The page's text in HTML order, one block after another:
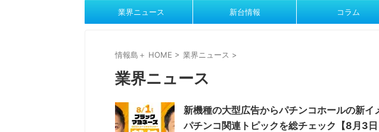
業界ニュース 新台情報 コラム
情報島＋ HOME > 業界ニュース >
業界ニュース
新機種の大型広告からパチンコホールの新イ
パチンコ関連トピックを総チェック【8月3日